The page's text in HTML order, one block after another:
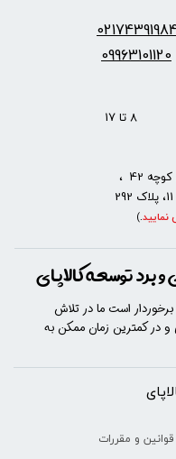
قوانین و مقررات
توسعه کالاپای
برخوردار است ما در تلاش
و در کمترین زمان ممکن به
0
09963101120
17
42 ،
.
)